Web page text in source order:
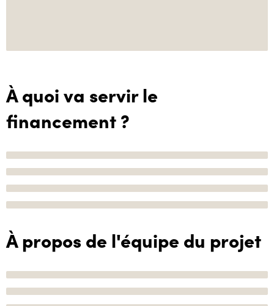
À quoi va servir le
financement ?
À propos de l'équipe du projet